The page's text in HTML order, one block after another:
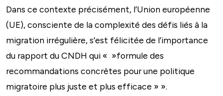
Dans ce contexte précisément, l’Union européenne
(UE), consciente de la complexité des défis liés à la
migration irrégulière, s’est félicitée de l’importance
du rapport du CNDH qui « »formule des
recommandations concrètes pour une politique
migratoire plus juste et plus efficace » ».